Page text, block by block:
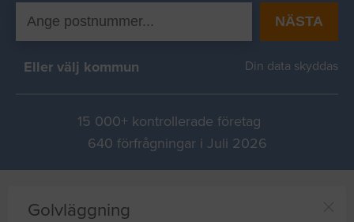
NÄSTA
Eller välj kommun Din data skyddas
15 000+ kontrollerade företag
640 förfrågningar i Juli 2026
Golvläggning